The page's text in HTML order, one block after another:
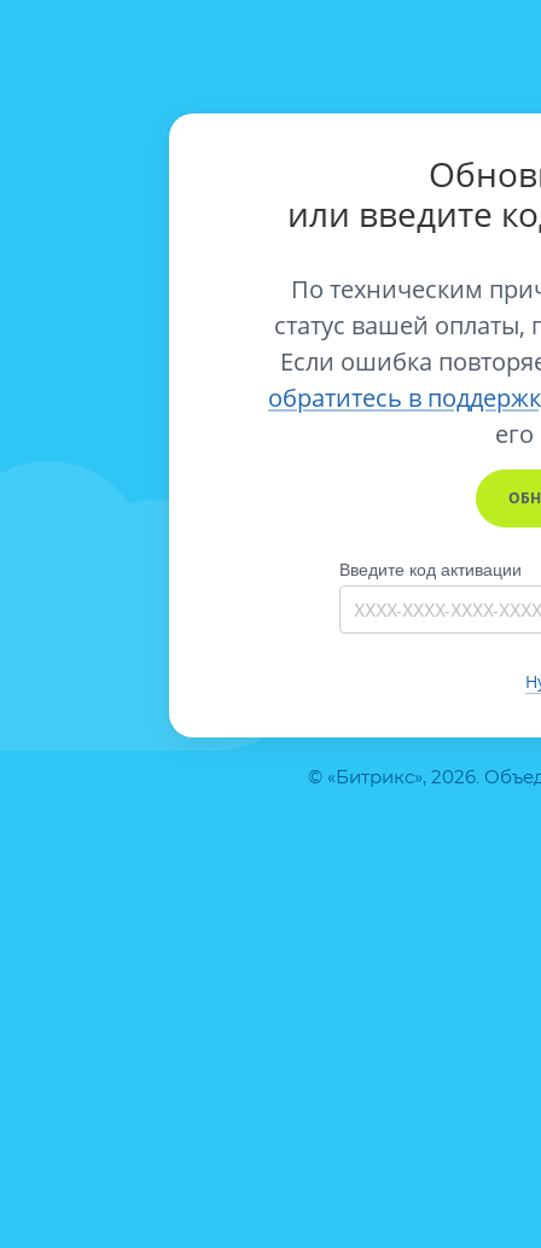
© «Битрикс», 2026.
или введите
По техническим
статус вашей оплаты,
Если ошибка
обратитесь в
его
Введите код активации